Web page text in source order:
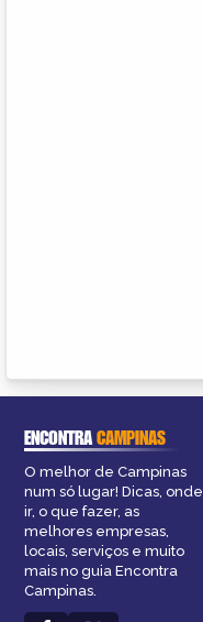
ENCONTRACAMPINAS
O melhor de Campinas
num só lugar! Dicas, onde
ir, o que fazer, as
melhores empresas,
locais, serviços e muito
mais no guia Encontra
Campinas.